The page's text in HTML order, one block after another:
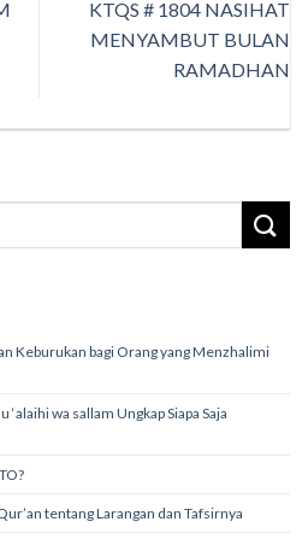
KTQS # 1804 NASIHAT
MENYAMBUT BULAN
RAMADHAN
Keburukan bagi Orang yang Menzhalimi
wa sallam Ungkap Siapa Saja
tentang Larangan dan Tafsirnya